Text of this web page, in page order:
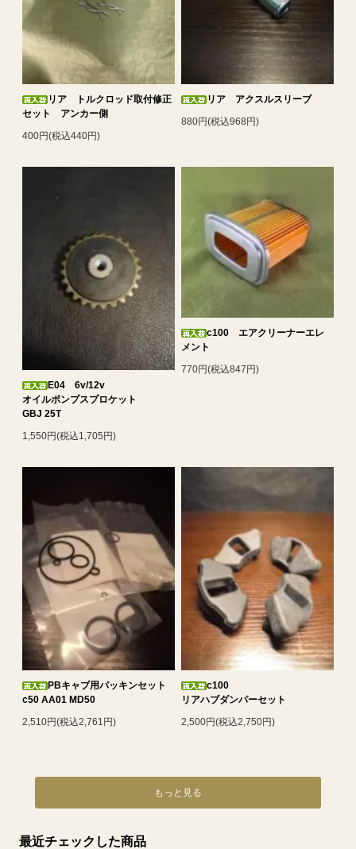
リア トルクロッド取付修正
セット アンカー側
400円(税込440円)
リア アクスルスリーブ
880円(税込968円)
E04 6v/12v
オイルポンプスプロケット
GBJ 25T
1,550円(税込1,705円)
c100 エアクリーナーエレ
メント
770円(税込847円)
PBキャブ用パッキンセット
c50 AA01 MD50
2,510円(税込2,761円)
c100
リアハブダンパーセット
2,500円(税込2,750円)
もっと見る
最近チェックした商品